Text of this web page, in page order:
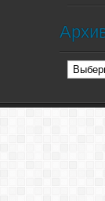
Архив
статей